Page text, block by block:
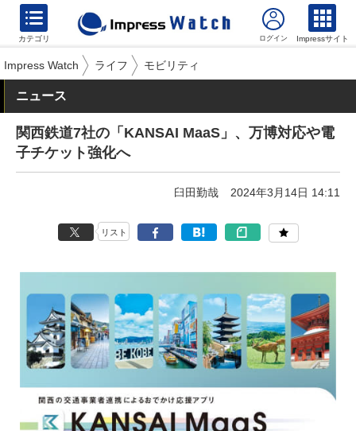
カテゴリ Impressサイト
Impress Watch ライフ モビリティ
ニュース
関西鉄道7社の「KANSAI MaaS」、万博対応や電
子チケット強化へ
臼田勤哉 2024年3月14日 14:11
リスト